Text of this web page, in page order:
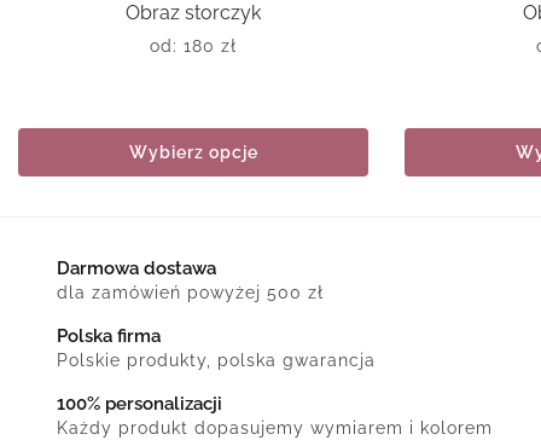
Obraz storczyk
od: 180 zł
Wybierz opcje
Darmowa dostawa
dla zamówień powyżej 500 zł
Polska firma
Polskie produkty, polska gwarancja
100% personalizacji
Każdy produkt dopasujemy wymiarem i kolorem